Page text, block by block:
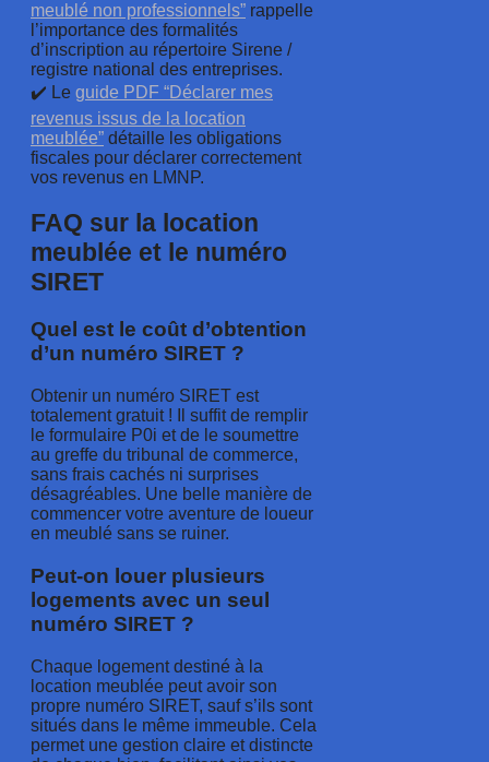
meublé non professionnels” rappelle
l’importance des formalités
d’inscription au répertoire Sirene /
registre national des entreprises.
✔️ Le guide PDF “Déclarer mes
revenus issus de la location
meublée” détaille les obligations
fiscales pour déclarer correctement
vos revenus en LMNP.
FAQ sur la location
meublée et le numéro
SIRET
Quel est le coût d’obtention
d’un numéro SIRET ?
Obtenir un numéro SIRET est
totalement gratuit ! Il suffit de remplir
le formulaire P0i et de le soumettre
au greffe du tribunal de commerce,
sans frais cachés ni surprises
désagréables. Une belle manière de
commencer votre aventure de loueur
en meublé sans se ruiner.
Peut-on louer plusieurs
logements avec un seul
numéro SIRET ?
Chaque logement destiné à la
location meublée peut avoir son
propre numéro SIRET, sauf s’ils sont
situés dans le même immeuble. Cela
permet une gestion claire et distincte